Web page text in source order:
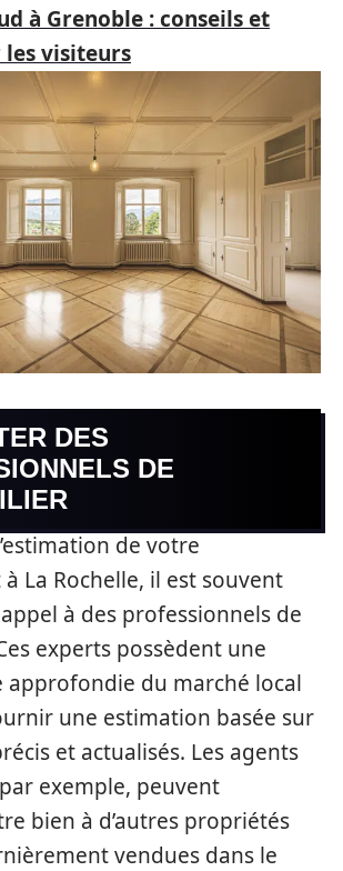
à Grenoble : conseils et
les visiteurs
DES
DE
de votre
La Rochelle, il est souvent
à des professionnels de
experts possèdent une
approfondie du marché local
une estimation basée sur
et actualisés. Les agents
exemple, peuvent
bien à d’autres propriétés
vendues dans le